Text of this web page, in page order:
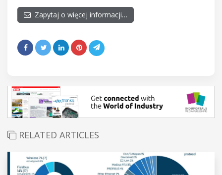
Zapytaj o więcej informacji…
RELATED ARTICLES